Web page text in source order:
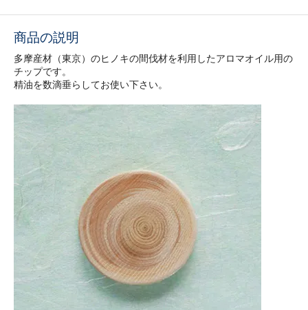
商品の説明
多摩産材（東京）のヒノキの間伐材を利用したアロマオイル用の
チップです。
精油を数滴垂らしてお使い下さい。